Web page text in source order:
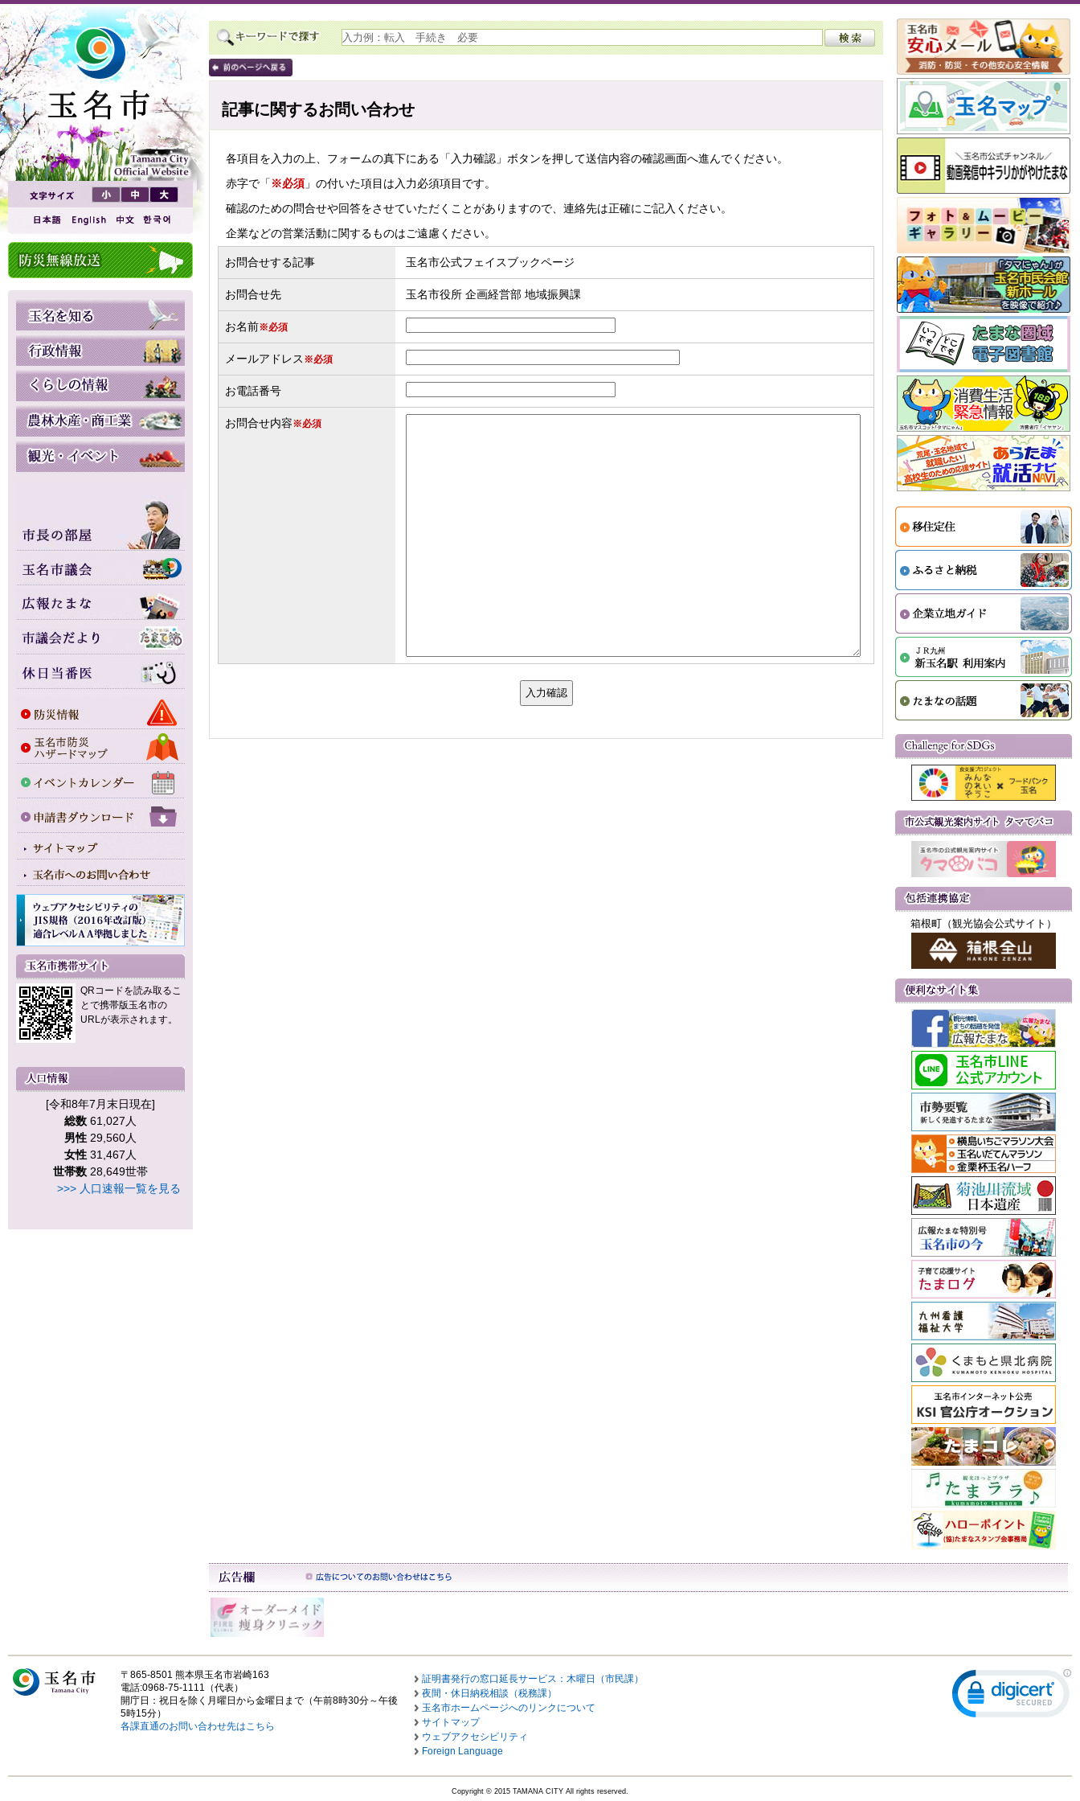
QRコードを読み取るこ
とで携帯版玉名市の
URLが表示されます。
[令和8年7月末日現在]
総数 61,027人
男性 29,560人
女性 31,467人
世帯数 28,649世帯
>>> 人口速報一覧を見る
記事に関するお問い合わせ
各項目を入力の上、フォームの真下にある「入力確認」ボタンを押して送信内容の確認画面へ進んでください。
赤字で「 ※必須 」の付いた項目は入力必須項目です。
確認のための問合せや回答をさせていただくことがありますので、連絡先は正確にご記入ください。
企業などの営業活動に関するものはご遠慮ください。
お問合せする記事 玉名市公式フェイスブックページ
お問合せ先 玉名市役所 企画経営部 地域振興課
お名前※必須
メールアドレス ※必須
お電話番号
お問合せ内容※必須
箱根町（観光協会公式サイト）
〒865-8501 熊本県玉名市岩崎163
電話:0968-75-1111（代表）
開庁日：祝日を除く月曜日から金曜日まで（午前8時30分～午後
5時15分）
各課直通のお問い合わせ先はこちら
証明書発行の窓口延長サービス：木曜日（市民課）
夜間・休日納税相談（税務課）
玉名市ホームページへのリンクについて
サイトマップ
ウェブアクセシビリティ
Foreign Language
Copyright © 2015 TAMANA CITY All rights reserved.